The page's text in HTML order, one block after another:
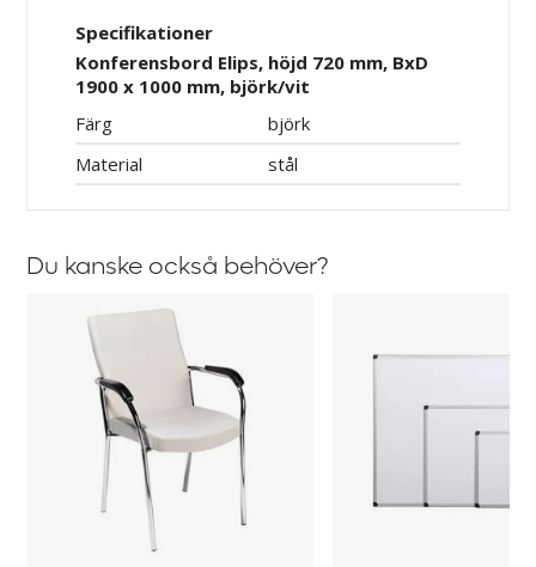
Specifikationer
Konferensbord Elips, höjd 720 mm, BxD
1900 x 1000 mm, björk/vit
Färg
björk
Material
stål
Du kanske också behöver?
Konferensstol
Emmy